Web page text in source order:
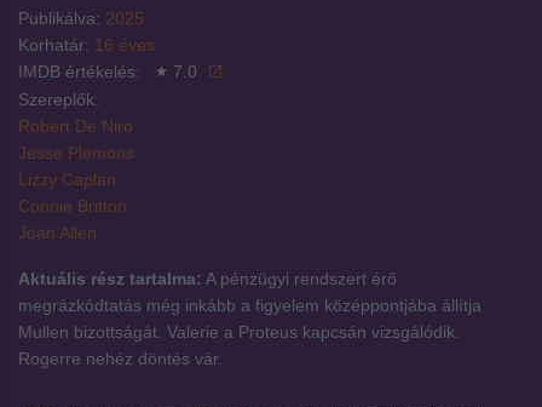
Publikálva: 2025
Korhatár: 16 éves
IMDB értékelés:
7.0
Szereplők:
Robert De Niro
Jesse Plemons
Lizzy Caplan
Connie Britton
Joan Allen
Aktuális rész tartalma: A pénzügyi rendszert érő
megrázkódtatás még inkább a figyelem középpontjába állítja
Mullen bizottságát. Valerie a Proteus kapcsán vizsgálódik.
Rogerre nehéz döntés vár.